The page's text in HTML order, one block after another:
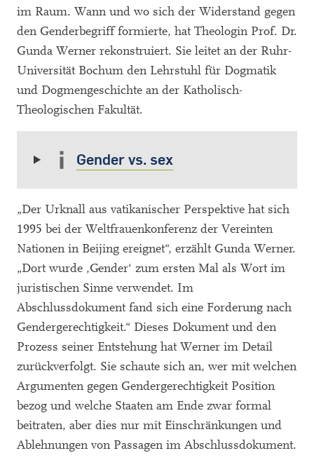
im Raum. Wann und wo sich der Widerstand gegen
den Genderbegriff formierte, hat Theologin Prof. Dr.
Gunda Werner rekonstruiert. Sie leitet an der Ruhr-
Universität Bochum den Lehrstuhl für Dogmatik
und Dogmengeschichte an der Katholisch-
Theologischen Fakultät.
Gender vs. sex
„Der Urknall aus vatikanischer Perspektive hat sich
1995 bei der Weltfrauenkonferenz der Vereinten
Nationen in Beijing ereignet“, erzählt Gunda Werner.
„Dort wurde ‚Gender‘ zum ersten Mal als Wort im
juristischen Sinne verwendet. Im
Abschlussdokument fand sich eine Forderung nach
Gendergerechtigkeit.“ Dieses Dokument und den
Prozess seiner Entstehung hat Werner im Detail
zurückverfolgt. Sie schaute sich an, wer mit welchen
Argumenten gegen Gendergerechtigkeit Position
bezog und welche Staaten am Ende zwar formal
beitraten, aber dies nur mit Einschränkungen und
Ablehnungen von Passagen im Abschlussdokument.